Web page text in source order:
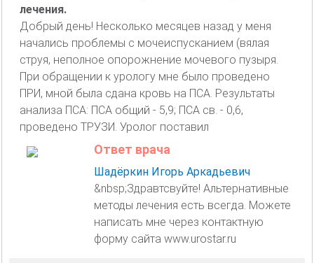
лечения.
Добрый день! Несколько месяцев назад у меня
начались проблемы с мочеиспусканием (вялая
струя, неполное опорожнение мочевого пузыря.
При обращении к урологу мне было проведено
ПРИ, мной была сдана кровь на ПСА. Результаты
анализа ПСА: ПСА общий - 5,9; ПСА св. - 0,6,
проведено ТРУЗИ. Уролог поставил
Ответ врача
Шадёркин Игорь Аркадьевич
&nbsp;Здравтсвуйте! Альтернативные
методы лечения есть всегда. Можете
написать мне через контактную
форму сайта www.urostar.ru